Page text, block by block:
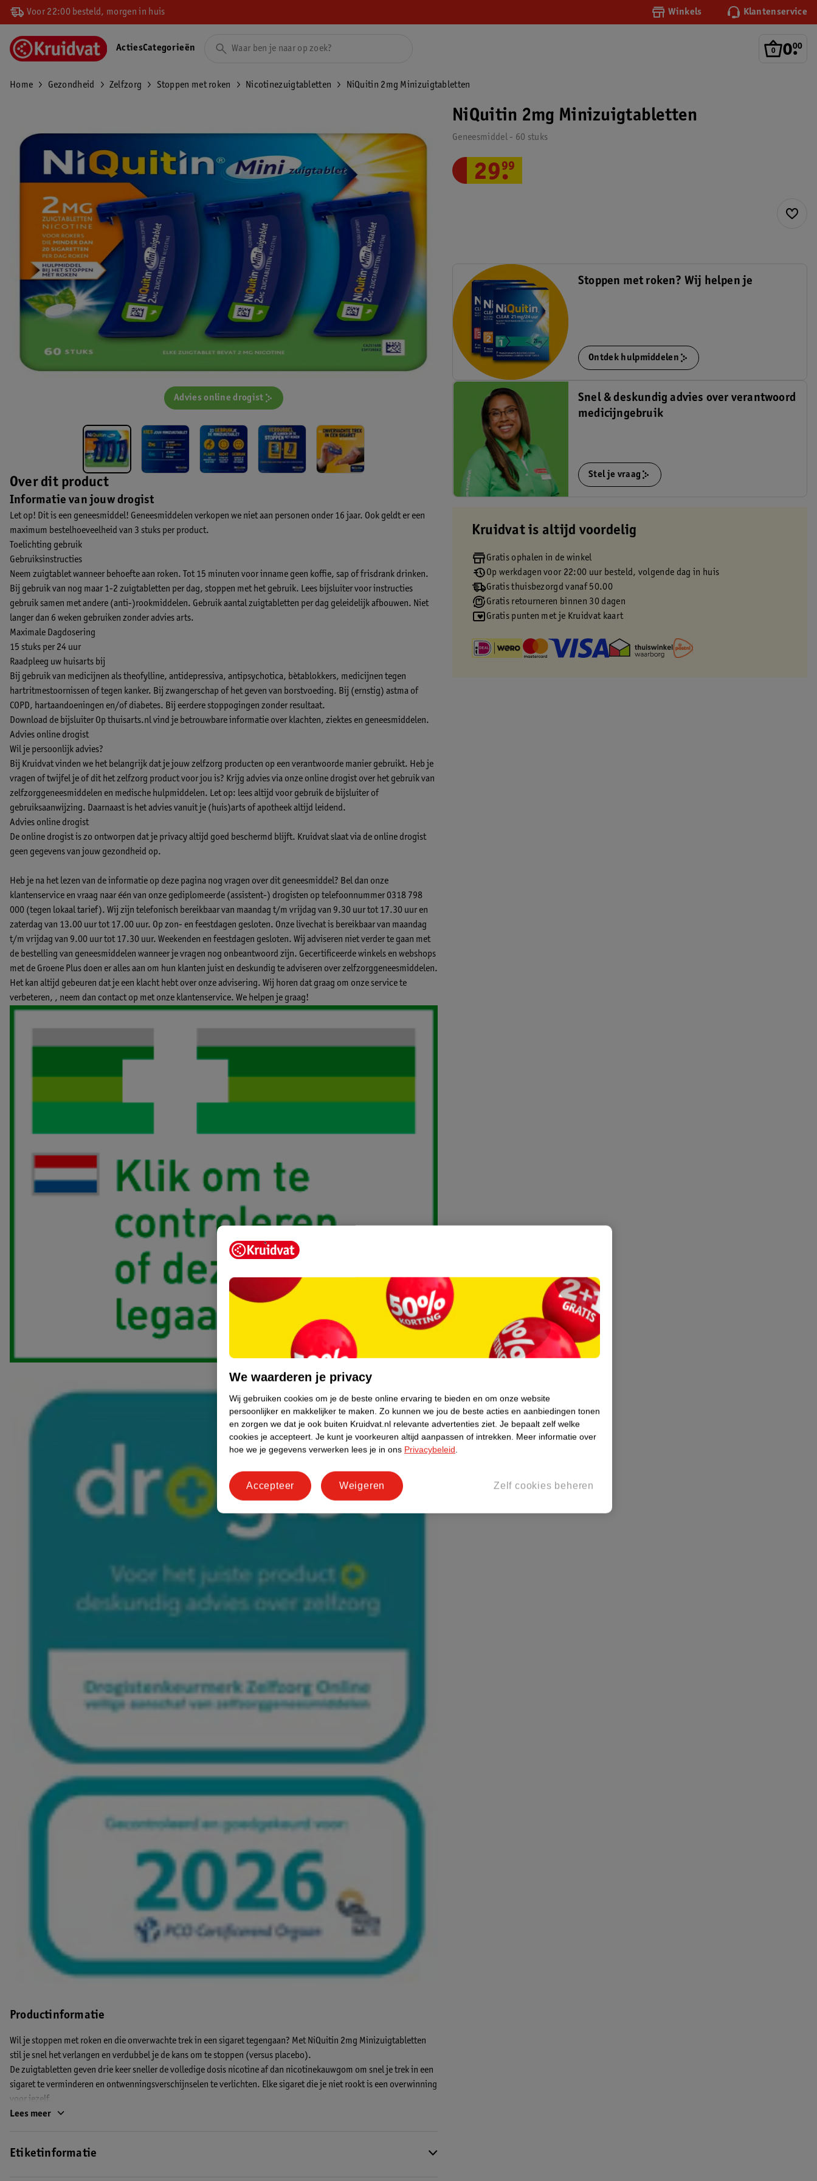
Voor 22:00 besteld, morgen in huis Winkels Klantenservice
0.
00
ActiesCategorieën
Home Gezondheid Zelfzorg Stoppen met roken Nicotinezuigtabletten NiQuitin 2mg Minizuigtabletten
Advies online drogist
Over dit product
Informatie van jouw drogist
Let op! Dit is een geneesmiddel! Geneesmiddelen verkopen we niet aan personen onder 16 jaar. Ook geldt er een
maximum bestelhoeveelheid van 3 stuks per product.
Toelichting gebruik
Gebruiksinstructies
Neem zuigtablet wanneer behoefte aan roken. Tot 15 minuten voor inname geen koffie, sap of frisdrank drinken.
Bij gebruik van nog maar 1-2 zuigtabletten per dag, stoppen met het gebruik. Lees bijsluiter voor instructies
gebruik samen met andere (anti-)rookmiddelen. Gebruik aantal zuigtabletten per dag geleidelijk afbouwen. Niet
langer dan 6 weken gebruiken zonder advies arts.
Maximale Dagdosering
15 stuks per 24 uur
Raadpleeg uw huisarts bij
Bij gebruik van medicijnen als theofylline, antidepressiva, antipsychotica, bètablokkers, medicijnen tegen
hartritmestoornissen of tegen kanker. Bij zwangerschap of het geven van borstvoeding. Bij (ernstig) astma of
COPD, hartaandoeningen en/of diabetes. Bij eerdere stoppogingen zonder resultaat.
Download de bijsluiter Op thuisarts.nl vind je betrouwbare informatie over klachten, ziektes en geneesmiddelen.
Advies online drogist
Wil je persoonlijk advies?
Bij Kruidvat vinden we het belangrijk dat je jouw zelfzorg producten op een verantwoorde manier gebruikt. Heb je
vragen of twijfel je of dit het zelfzorg product voor jou is? Krijg advies via onze online drogist over het gebruik van
zelfzorggeneesmiddelen en medische hulpmiddelen. Let op: lees altijd voor gebruik de bijsluiter of
gebruiksaanwijzing. Daarnaast is het advies vanuit je (huis)arts of apotheek altijd leidend.
Advies online drogist
De online drogist is zo ontworpen dat je privacy altijd goed beschermd blijft. Kruidvat slaat via de online drogist
geen gegevens van jouw gezondheid op.
Heb je na het lezen van de informatie op deze pagina nog vragen over dit geneesmiddel? Bel dan onze
klantenservice en vraag naar één van onze gediplomeerde (assistent-) drogisten op telefoonnummer 0318 798
000 (tegen lokaal tarief). Wij zijn telefonisch bereikbaar van maandag t/m vrijdag van 9.30 uur tot 17.30 uur en
zaterdag van 13.00 uur tot 17.00 uur. Op zon- en feestdagen gesloten. Onze livechatis bereikbaar van maandag
t/m vrijdag van 9.00 uur tot 17.30 uur. Weekenden en feestdagen gesloten. Wij adviseren niet verder te gaan met
de bestelling van geneesmiddelen wanneer je vragen nog onbeantwoord zijn. Gecertificeerde winkels en webshops
met de Groene Plus doen er alles aan om hun klanten juist en deskundig te adviseren over zelfzorggeneesmiddelen.
Het kan altijd gebeuren dat je een klacht hebt over onze advisering. Wij horen dat graag om onze service te
verbeteren, , neem dan contact op met onze klantenservice. We helpen je graag!
Productinformatie
Wil je stoppen met roken en die onverwachte trek in een sigaret tegengaan? Met NiQuitin 2mg Minizuigtabletten
stil je snel het verlangen en verdubbel je de kans om te stoppen (versus placebo).
De zuigtabletten geven drie keer sneller de volledige dosis nicotine af dan nicotinekauwgom om snel je trek in een
sigaret te verminderen en ontwenningsverschijnselen te verlichten. Elke sigaret die je niet rookt is een overwinning
voor jezelf.
• Verlichten afkickverschijnselen
Lees meer
Etiketinformatie
NiQuitin 2mg Minizuigtabletten
Geneesmiddel - 60 stuks
29.
99
Stoppen met roken? Wij helpen je
Ontdek hulpmiddelen
Snel & deskundig advies over verantwoord
medicijngebruik
Stel je vraag
Kruidvat is altijd voordelig
Gratis ophalen in de winkel
Op werkdagen voor 22:00 uur besteld, volgende dag in huis
Gratis thuisbezorgd vanaf 50.00
Gratis retourneren binnen 30 dagen
Gratis punten met je Kruidvat kaart
We waarderen je privacy
Wij gebruiken cookies om je de beste online ervaring te bieden en om onze website
persoonlijker en makkelijker te maken. Zo kunnen we jou de beste acties en aanbiedingen tonen
en zorgen we dat je ook buiten Kruidvat.nl relevante advertenties ziet. Je bepaalt zelf welke
cookies je accepteert. Je kunt je voorkeuren altijd aanpassen of intrekken. Meer informatie over
hoe we je gegevens verwerken lees je in ons Privacybeleid.
Zelf cookies beheren
Weigeren
Accepteer